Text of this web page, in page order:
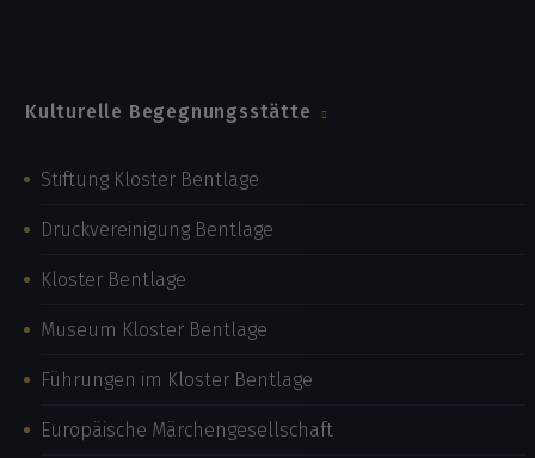
Kulturelle Begegnungsstätte
Stiftung Kloster Bentlage
Druckvereinigung Bentlage
Kloster Bentlage
Museum Kloster Bentlage
Führungen im Kloster Bentlage
Europäische Märchengesellschaft